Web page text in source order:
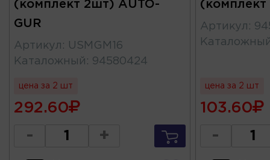
(комплект 2шт) AUTO-
GUR
Артикул : USMGM16
Каталожный : 94580424
цена за 2 шт
292.60
- +
(комплект
Артикул :
цена за 2 шт
103.60
-